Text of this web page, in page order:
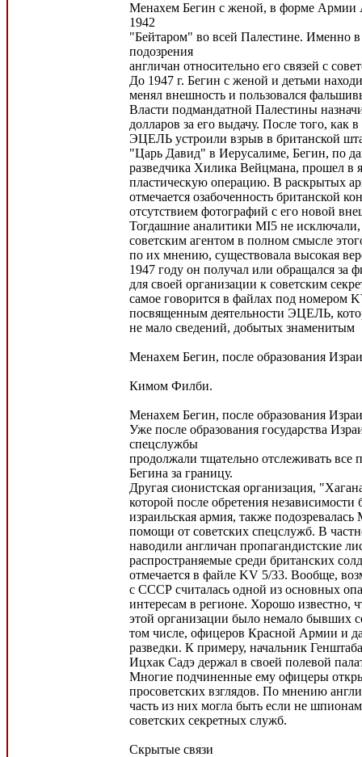
Менахем Бегин с женой, в форме Армии
1942
"Бейтаром" во всей Палестине. Именно в
подозрения
англичан относительно его связей с
До 1947 г. Бегин с женой и детьми
менял внешность и пользовался
Власти подмандатной Палестины
долларов за его выдачу. После того, как
ЭЦЕЛЬ устроили взрыв в британской
"Царь Давид" в Иерусалиме, Бегин, по
разведчика Хилика Вейцмана, прошел в
пластическую операцию. В раскрытых
отмечается озабоченность британской
отсутствием фотографий с его новой
Тогдашние аналитики MI5 не
советским агентом в полном смысле
по их мнению, существовала высокая
1947 году он получал или обращался за
для своей организации к советским
самое говорится в файлах под номером
посвященным деятельности ЭЦЕЛЬ,
не мало сведений, добытых знаменитым
Менахем Бегин, после образования
Кимом Филби.
Менахем Бегин, после образования
Уже после образования государства
спецслужбы
продолжали тщательно отслеживать все
Бегина за границу.
Другая сионистская организация,
которой после обретения
израильская армия, также
помощи от советских спецслужб. В
наводили англичан пропагандистские
распространяемые среди британских
отмечается в файле KV 5/33. Вообще,
с СССР считалась одной из основных
интересам в регионе. Хорошо известно,
этой организации было немало бывших
том числе, офицеров Красной Армии и
разведки. К примеру, начальник
Ицхак Садэ держал в своей полевой
Многие подчиненные ему офицеры
просоветских взглядов. По мнению
часть из них могла быть если не
советских секретных служб.
Скрытые связи